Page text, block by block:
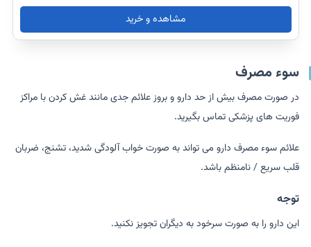
مشاهده و خرید
سوء مصرف
در صورت مصرف بیش از حد دارو و بروز علائم جدی مانند غش کردن با مراکز
فوریت های پزشکی تماس بگیرید.
علائم سوء مصرف دارو می تواند به صورت خواب آلودگی شدید، تشنج، ضربان
قلب سریع / نامنظم باشد.
توجه
این دارو را به صورت سرخود به دیگران تجویز نکنید.